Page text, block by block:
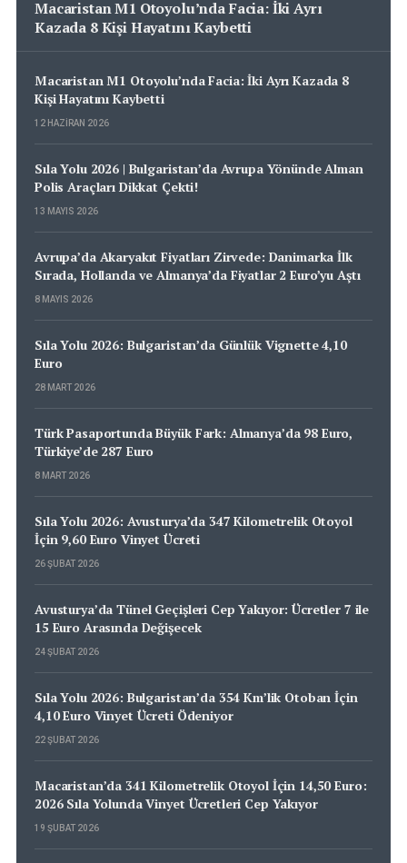
Macaristan M1 Otoyolu’nda Facia: İki Ayrı
Kazada 8 Kişi Hayatını Kaybetti
Macaristan M1 Otoyolu’nda Facia: İki Ayrı Kazada 8
Kişi Hayatını Kaybetti
12 HAZIRAN 2026
Sıla Yolu 2026 | Bulgaristan’da Avrupa Yönünde Alman
Polis Araçları Dikkat Çekti!
13 MAYIS 2026
Avrupa’da Akaryakıt Fiyatları Zirvede: Danimarka İlk
Sırada, Hollanda ve Almanya’da Fiyatlar 2 Euro’yu Aştı
8 MAYIS 2026
Sıla Yolu 2026: Bulgaristan’da Günlük Vignette 4,10
Euro
28 MART 2026
Türk Pasaportunda Büyük Fark: Almanya’da 98 Euro,
Türkiye’de 287 Euro
8 MART 2026
Sıla Yolu 2026: Avusturya’da 347 Kilometrelik Otoyol
İçin 9,60 Euro Vinyet Ücreti
26 ŞUBAT 2026
Avusturya’da Tünel Geçişleri Cep Yakıyor: Ücretler 7 ile
15 Euro Arasında Değişecek
24 ŞUBAT 2026
Sıla Yolu 2026: Bulgaristan’da 354 Km’lik Otoban İçin
4,10 Euro Vinyet Ücreti Ödeniyor
22 ŞUBAT 2026
Macaristan’da 341 Kilometrelik Otoyol İçin 14,50 Euro:
2026 Sıla Yolunda Vinyet Ücretleri Cep Yakıyor
19 ŞUBAT 2026